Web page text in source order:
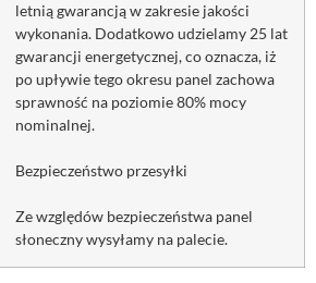
letnią gwarancją w zakresie jakości
wykonania. Dodatkowo udzielamy 25 lat
gwarancji energetycznej, co oznacza, iż
po upływie tego okresu panel zachowa
sprawność na poziomie 80% mocy
nominalnej.
Bezpieczeństwo przesyłki
Ze względów bezpieczeństwa panel
słoneczny wysyłamy na palecie.